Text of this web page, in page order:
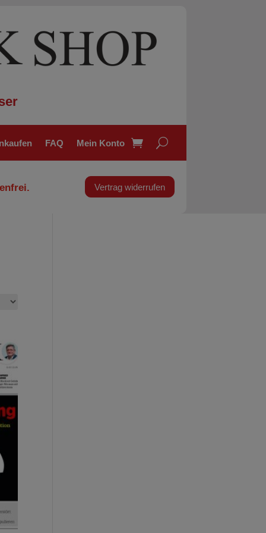
FAQ Mein Konto
Vertrag widerrufen